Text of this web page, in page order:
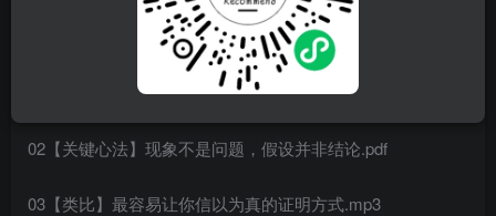
01【必备思维】学会思考比答案本身更重要.pdf
02【关键心法】现象不是问题，假设并非结论.mp3
02【关键心法】现象不是问题，假设并非结论.pdf
03【类比】最容易让你信以为真的证明方式.mp3